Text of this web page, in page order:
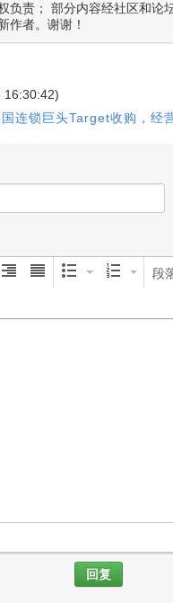
负责； 部分内容经社区和
作者。谢谢！
16:30:42)
连锁巨头Target收购，经
段
回复